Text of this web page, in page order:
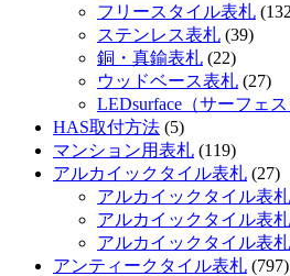
フリースタイル表札
ステンレス表札 (39)
銅・真鍮表札 (22)
ウッドベース表札 (27)
LEDsurface（サーフェ
HAS取付方法 (5)
マンション用表札 (119)
アルカイックタイル表札 (27)
アルカイックタイル表
アルカイックタイル表札
アルカイックタイル表札
アンティークタイル表札 (797)